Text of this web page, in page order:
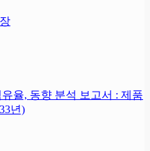
율, 동향 분석 보고서 : 제품
년)